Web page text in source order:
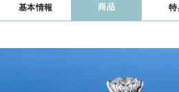
基本情報 商品 特